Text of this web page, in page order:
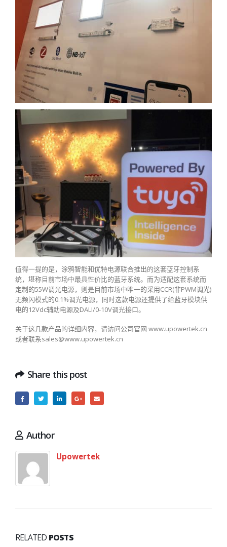
值得一提的是，涂鸦智能和优特电源联合推出的这套蓝牙控制系
统，堪称目前市场中最具性价比的蓝牙系统。而为适配这套系统而
定制的55W调光电源，则是目前市场中唯一的采用CCR(非PWM调光)
无频闪模式的0.1%调光电源，同时这款电源还提供了给蓝牙模块供
电的12Vdc辅助电源及DALI/0-10V调光接口。
关于这几款产品的详细内容，请访问公司官网 www.upowertek.cn
或者联系sales@www.upowertek.cn
Share this post
Author
Upowertek
RELATED POSTS